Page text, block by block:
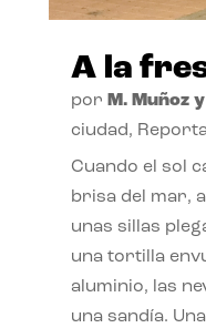
A la
por M. Muñoz
ciudad,
Cuando el sol
brisa del mar,
unas sillas
una tortilla
aluminio, las
una sandía.